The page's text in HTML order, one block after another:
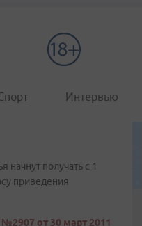
Интервью
получать с 1
приведения
от 30 март 2011